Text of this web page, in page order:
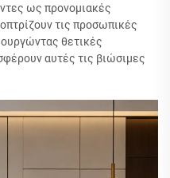
ως προνομιακές
τις προσωπικές
θετικές
αυτές τις βιώσιμες